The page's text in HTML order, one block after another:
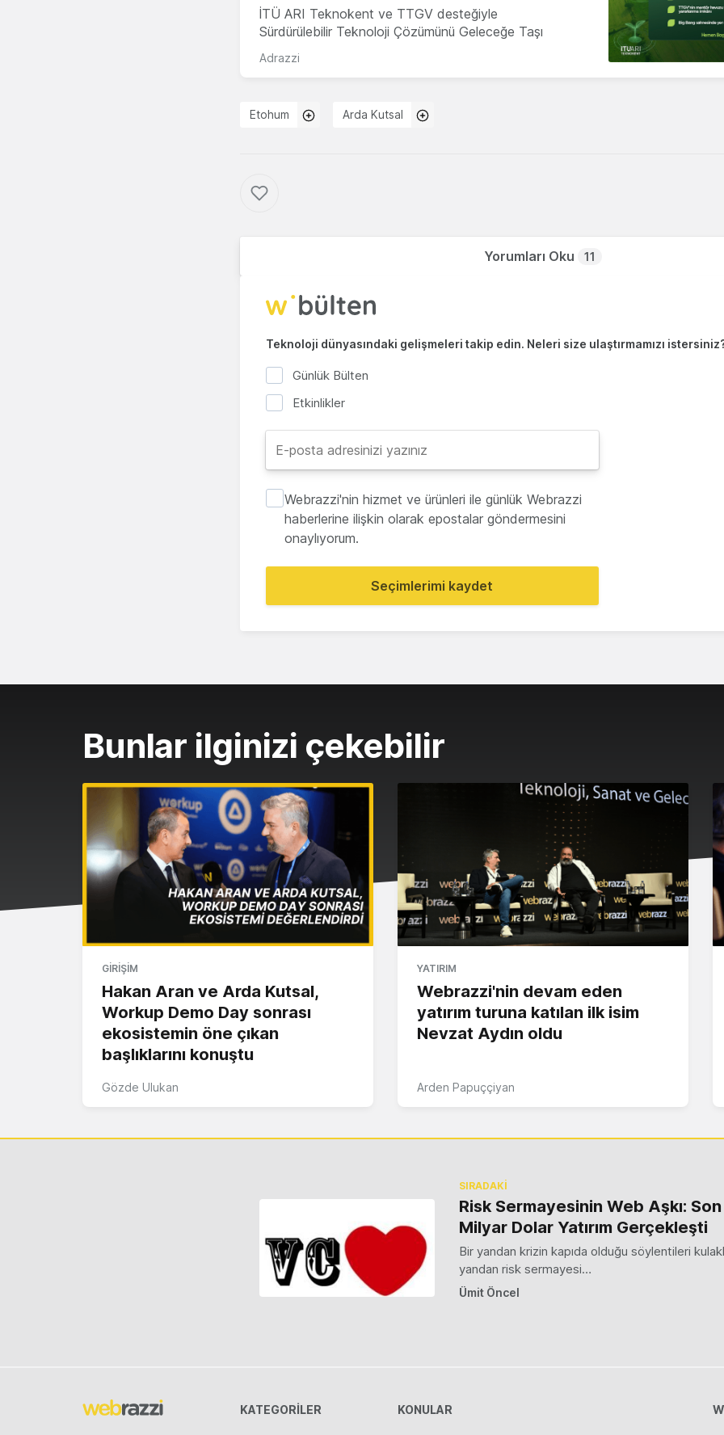
İTÜ ARI Teknokent ve TTGV desteğiyle
Sürdürülebilir Teknoloji Çözümünü Geleceğe Taşı
Adrazzi
Etohum Arda Kutsal
Yorumları Oku 11
Teknoloji dünyasındaki gelişmeleri takip edin. Neleri size ulaştırmamızı
Günlük Bülten
Etkinlikler
Webrazzi'nin hizmet ve ürünleri ile günlük Webrazzi
haberlerine ilişkin olarak epostalar göndermesini
onaylıyorum.
Seçimlerimi kaydet
Bunlar ilginizi çekebilir
GIRIŞIM
Hakan Aran ve Arda Kutsal,
Workup Demo Day sonrası
ekosistemin öne çıkan
başlıklarını konuştu
Gözde Ulukan
YATIRIM
Webrazzi'nin devam eden
yatırım turuna katılan ilk isim
Nevzat Aydın oldu
Arden Papuççiyan
SIRADAKİ
Risk Sermayesinin Web Aşkı:
Milyar Dolar Yatırım Gerçekleşti
Bir yandan krizin kapıda olduğu söylentileri
yandan risk sermayesi…
Ümit Öncel
KATEGORILER KONULAR